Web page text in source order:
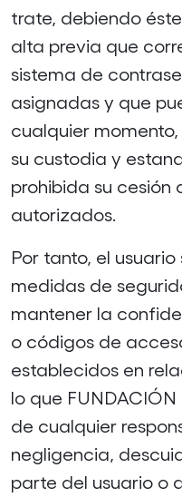
trate, debiendo
alta previa que
sistema de
asignadas y que
cualquier
su custodia y
prohibida su cesión
autorizados.
Por tanto, el
medidas de
mantener la
o códigos de
establecidos en
lo que
de cualquier
negligencia,
parte del usuario o